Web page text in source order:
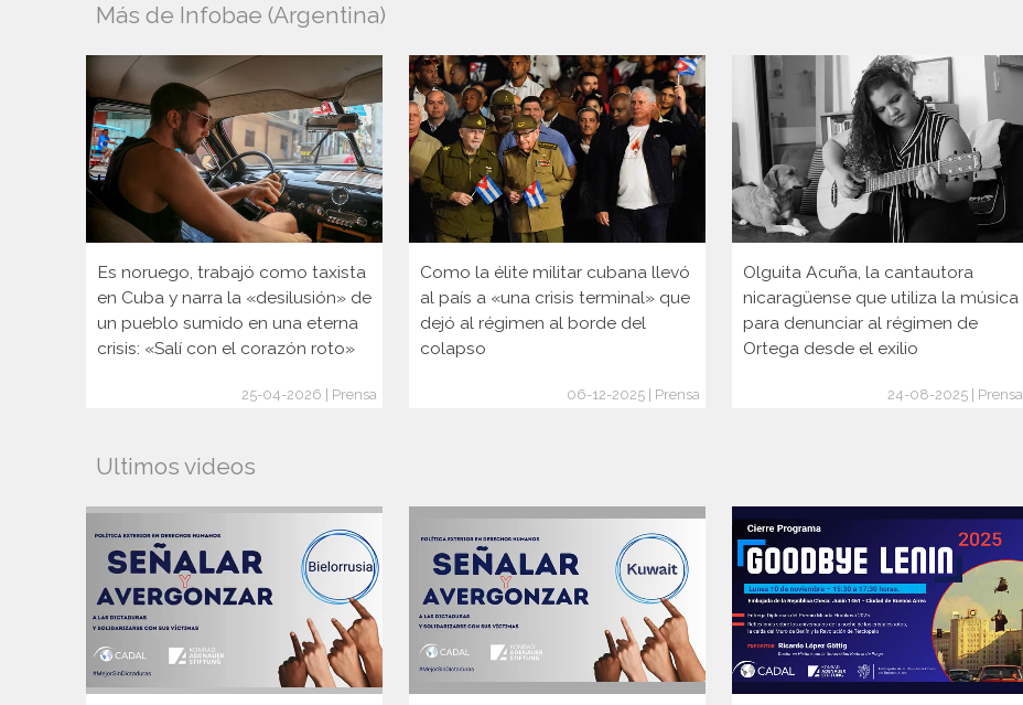
Más de Infobae (Argentina)
Es noruego, trabajó como taxista
en Cuba y narra la «desilusión» de
un pueblo sumido en una eterna
crisis: «Salí con el corazón roto»
25-04-2026 | Prensa
Como la élite militar cubana llevó
al país a «una crisis terminal» que
dejó al régimen al borde del
colapso
06-12-2025 | Prensa
Olguita Acuña, la cantautora
nicaragüense que utiliza la música
para denunciar al régimen de
Ortega desde el exilio
24-08-2025 | Prensa
Ultimos videos